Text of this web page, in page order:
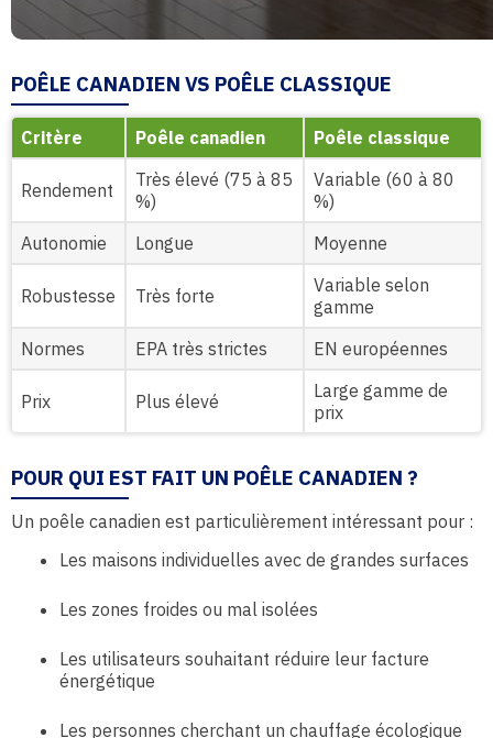
POÊLE CANADIEN VS POÊLE CLASSIQUE
Critère Poêle canadien Poêle classique
Rendement
Très élevé (75 à 85
%)
Variable (60 à 80
%)
Autonomie
Longue Moyenne
Robustesse Très forte
Variable selon
gamme
Normes
EPA très strictes EN européennes
Prix Plus élevé
Large gamme de
prix
POUR QUI EST FAIT UN POÊLE CANADIEN ?
Un poêle canadien est particulièrement intéressant pour :
Les maisons individuelles avec de grandes surfaces
Les zones froides ou mal isolées
Les utilisateurs souhaitant réduire leur facture
énergétique
Les personnes cherchant un chauffage écologique